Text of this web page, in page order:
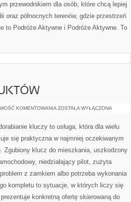
przewodnikiem dla osób, które chcą lepiej
oraz północnych terenów, gdzie przestrzeń
to Podróże Aktywne i Podróże Aktywne. To
KOMENTOWANIA TESTY
PRODUKTÓW
ZOSTAŁA WYŁĄCZONA
kluczy to usługa, która dla wielu
się praktyczna w najmniej oczekiwanym
Zgubiony klucz do mieszkania, uszkodzony
niedziałający pilot, zużyta
z zamkiem albo potrzeba wykonania
kompletu to sytuacje, w których liczy się
konkretną ofertę skierowaną do